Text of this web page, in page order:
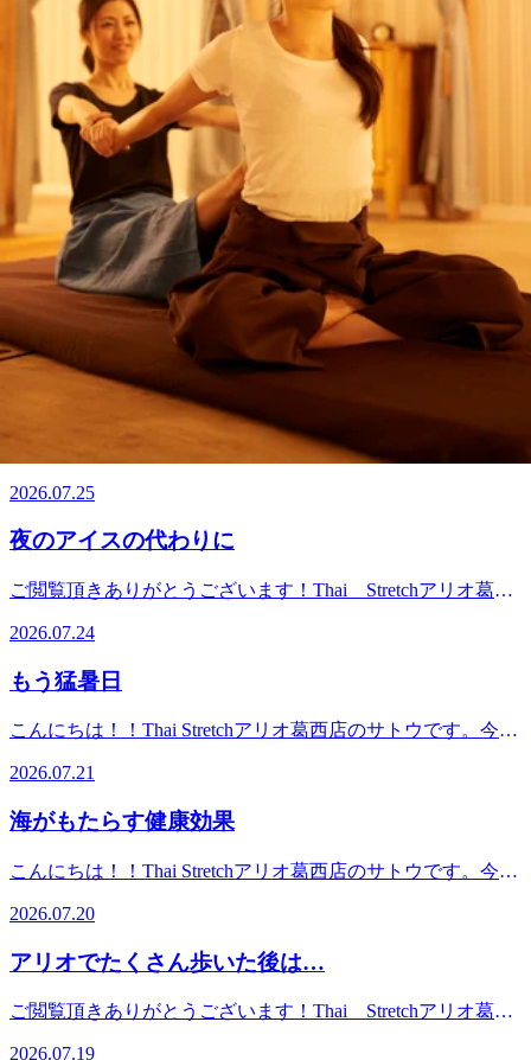
いきましょう！ 8月7日(金)10：10～、90分までのタイ古式が
ご案内可能です！お電話ですとより詳細なお時間のご相談が
できます！施術中ですと、すぐに対応が難しい場合がござい
ますので留守番電話にメッセージを残して頂けると幸いで
す。 スタッフ一同、心よりご来店お待ちしております！驚
きの気持ち良さ！タイ古式ストレッチ！じっくりほぐして、
ゆっくり伸ばす、全身ストレッチ！Thai Stretchアリオ葛西
店＜営業時間＞10：00～21：00（最終受付19：50）＜住所＞
東京都江戸川区東葛西9-3-3 アリオ葛西2F
こんにちは！！Thai Stretchアリオ葛西店のサトウです。皆さ
ん、たんぱく質摂ってますか？たんぱく質は筋肉、骨、肌、
髪、爪、内臓（臓器）、血液（ヘモグロビンなど）、ホルモ
ン、酵素、免疫細胞など、身体のほぼすべての材料となる栄
養素であり、「体調管理」「若々しさの維持」に不可欠！た
んぱく質が慢性的に不足すると、体は生命維持を優先するた
め、美容・筋肉・代謝・メンタルといった部分から「切り捨
て」られていきます。特に40代以降の大人にとって、タンパ
ク質不足は「老化のスピード」を一気に早めてしまう危険な
要因になります。成人が1日に必要なたんぱく質の目安は、
男性が約65g、女性が約50g。肉、魚、卵、大豆製品（納豆や
豆腐）、乳製品を朝・昼・夕の3食に分けて、こまめに摂る
のが効果的です！8月3日(月)のおすすめコースは新規予約
NO.1 リラク系タイ古式90分コースです！13：30～、15：
00～ご案内可能です！お電話ですとより詳細なお時間のご相
談ができます！施術中ですと、すぐに対応が難しい場合がご
ざいますので留守番電話にメッセージを残して頂けると幸い
です。スタッフ一同、心よりご来店お待ちしております！驚
ゆっくり伸ばす、全身ストレッチ！Thai Stretchアリオ葛西
店＜営業時間＞10：00～21：00（最終受付19：50）＜住所＞
東京都江戸川区東葛西9-3-3 アリオ葛西2F
2026.08.03
背骨を動かすストレッチ3選★
こんにちは！！ Thai Stretchアリオ葛西店の鬼木です。 さ
て、今月も残り4日！ラストスパートですね！ 月末はお忙し
い方も多いのではないでしょうか。 当店では30分～の短い
コースもご用意しています。 ぜひ、隙間時間にリフレッシ
ュされに来てくださいね(*^^*) 7月28日(火) 13：00～ご案内
可能です！ お電話ですとより詳細なお時間のご相談ができ
ます！ 施術中ですと、すぐに対応が難しい場合がございま
すので留守番電話にメッセージを残して頂けると幸いで
す。 本日は背骨を動かすストレッチを3つご紹介いたします
★特に「胸椎」の動きを出すために効果的で、猫背やストレ
ートネックの改善にも役立ちます。私は毎朝この3つをベッ
ドの上で行なってから動き出すようにしています。（スッキ
リ！シャキーン！）5分あればできますのでぜひ皆さんも取
り入れてみて下さいね♪ スタッフ一同、心よりご来店お待
チ！ じっくりほぐして、ゆっくり伸ばす、全身ストレッ
00（最終受付19：50） ＜住所＞ 東京都江戸川区東葛西9-3-
2026.07.28
湯船に浸かりましょう！
こんにちは！！Thai Stretchアリオ葛西店のサトウです。うだ
るような暑さが続き、夜も寝苦しいですよね。就寝90分前の
入浴で、自然な眠りを誘う 38〜40℃のぬるめのお湯に浸か
ることで、体の深部体温がスムーズに下がり、質の高い睡眠
につながります 。ぜひ、夏でもシャワーで済ませず、湯船
に浸かりましょうね！7月27日(月)のおすすめコースはまず
はお試し リラク系タイ古式60分コースです！17：30～ご案
内可能です！お電話ですとより詳細なお時間のご相談ができ
ます！施術中ですと、すぐに対応が難しい場合がございます
ので留守番電話にメッセージを残して頂けると幸いです。ス
タッフ一同、心よりご来店お待ちしております！驚きの気持
ち良さ！タイ古式ストレッチ！じっくりほぐして、ゆっくり
時間＞10：00～21：00（最終受付19：50）＜住所＞東京都江
2026.07.27
こんにちは！！Thai Stretchアリオ葛西店のサトウです。明日
る土用の期間中に、十二支の丑にあたる日のことです。丑の
日には 「う」 のつく食べ物で無病息災を祈願するものだと
言われています。私は一足早く昨日うなぎを食べました！う
発にし、体を温める効果が期待できます。毎日暑いですが栄
養をしっかり摂って、暑い夏を乗り切りましょう！7月25日
分コースです！12：00～、14：30～、17：00～ご案内可能で
す！お電話ですとより詳細なお時間のご相談ができます！施
術中ですと、すぐに対応が難しい場合がございますので留守
同、心よりご来店お待ちしております！驚きの気持ち良さ！
全身ストレッチ！Thai Stretchアリオ葛西店＜営業時間＞
東葛西9-3-3 アリオ葛西2F
2026.07.25
夜のアイスの代わりに
ご閲覧頂きありがとうございます！Thai Stretchアリオ葛西
13：40～、7/28（火） なし7/29（水） なし
10：10～、12：00～、 14：00～8/1（土） 12：00～、
います！最新の予約状況は当店アプリかネット予約にてご確
認が可能です。クーポン等も掲載しておりますので是非ご参
で、ご案内出来ない可能性もございます。あらかじめご了承
くださいま
せ。.*☆。・.*☆。・.*☆。・.*☆。・.*☆。・.*☆。・.*☆。
一日中暑い日が続くとついつい冷たいものが食べたくなりま
つも『アイス』になっている人も多いのではないでしょう
使われているものが多く、それが夏バテや体調不良の原因と
2026.07.24
もう猛暑日
こんにちは！！Thai Stretchアリオ葛西店のサトウです。今日
る水分や塩分不足と室内外の急激な気温差による自律神経の
乱れが主な原因。のどが渇く前に麦茶やスポーツドリンクを
こまめに飲んだり、シャワーだけで済ませず、ぬるめのお湯
やうなぎなどのビタミンB1、梅干しなどのクエン酸を意識
的に摂るのもオススメです！7月21日(火)のおすすめコース
～、14：10～、15：00～ご案内可能です！お電話ですとより
詳細なお時間のご相談ができます！施術中ですと、すぐに対
応が難しい場合がございますので留守番電話にメッセージを
ちしております！驚きの気持ち良さ！タイ古式ストレッチ！
2026.07.21
海がもたらす健康効果
こんにちは！！Thai Stretchアリオ葛西店のサトウです。今日
うです。波の音や雄大な景色は脳のストレスホルモンを減ら
し、リラックス効果を生み出します。さらに、海水に含まれ
る豊富なミネラルが肌を整え、日光を浴びることで睡眠ホル
夏のお出かけに近場の海で癒し効果を感じてみてください
ね！7月20日(月)のおすすめコースは新規予約NO.1 リラク
2026.07.20
アリオでたくさん歩いた後は…
ご閲覧頂きありがとうございます！Thai Stretchアリオ葛西
2026.07.19